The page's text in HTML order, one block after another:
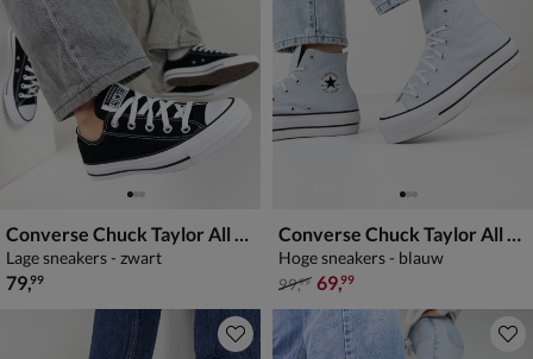
Converse Chuck Taylor All Star
Lage sneakers - zwart
€ 79,99
79,99
Converse Chuck Taylor All Stars Lift
Hoge sneakers - blauw
van € 99,99 voor € 69,99
99,99 69,99